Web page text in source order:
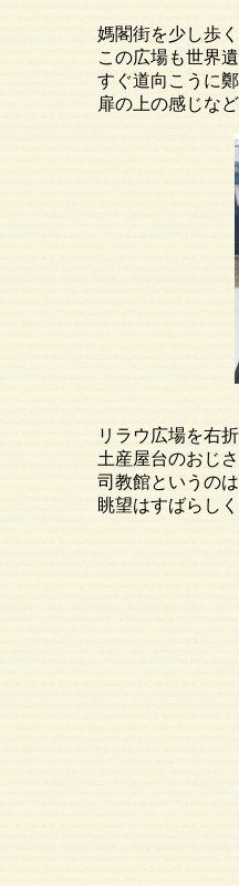
媽閣街を少し歩くと右
この広場も世界遺
すぐ道向こうに鄭家屋敷
扉の上の感じなどよさ
リラウ広場を右折して階
土産屋台のおじさんた
司教館というのはど
眺望はすばらしく、タ